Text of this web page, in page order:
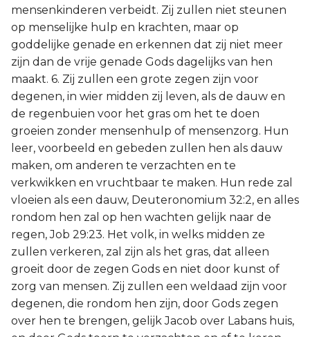
mensenkinderen verbeidt. Zij zullen niet steunen
op menselijke hulp en krachten, maar op
goddelijke genade en erkennen dat zij niet meer
zijn dan de vrije genade Gods dagelijks van hen
maakt. 6. Zij zullen een grote zegen zijn voor
degenen, in wier midden zij leven, als de dauw en
de regenbuien voor het gras om het te doen
groeien zonder mensenhulp of mensenzorg. Hun
leer, voorbeeld en gebeden zullen hen als dauw
maken, om anderen te verzachten en te
verkwikken en vruchtbaar te maken. Hun rede zal
vloeien als een dauw, Deuteronomium 32:2, en alles
rondom hen zal op hen wachten gelijk naar de
regen, Job 29:23. Het volk, in welks midden ze
zullen verkeren, zal zijn als het gras, dat alleen
groeit door de zegen Gods en niet door kunst of
zorg van mensen. Zij zullen een weldaad zijn voor
degenen, die rondom hen zijn, door Gods zegen
over hen te brengen, gelijk Jacob over Labans huis,